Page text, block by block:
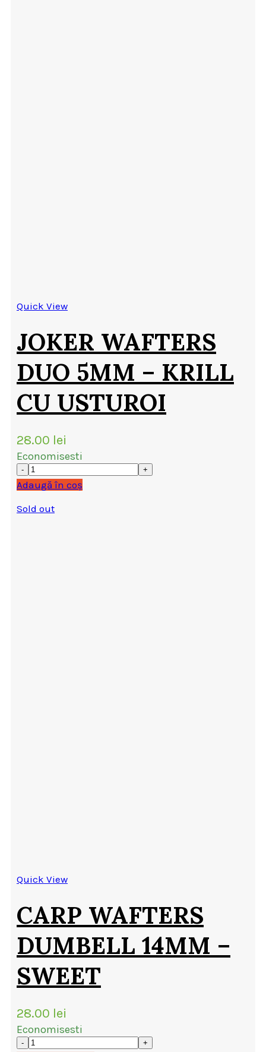
Quick View
JOKER WAFTERS
DUO 5MM – KRILL
CU USTUROI
28.00 lei
Economisesti
Adaugă în coș
Sold out
Quick View
CARP WAFTERS
DUMBELL 14MM –
SWEET
28.00 lei
Economisesti